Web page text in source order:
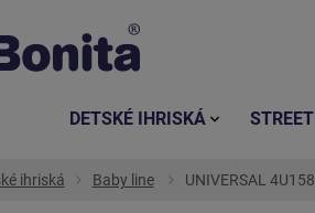
ihriská Baby line UNIVERSAL
DETSKÉ IHRISKÁ